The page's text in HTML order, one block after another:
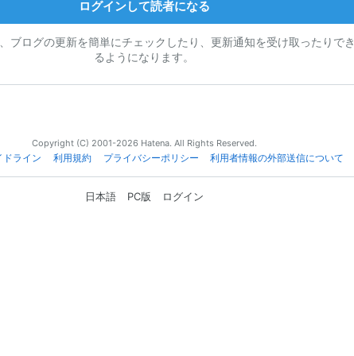
ログインして読者になる
ブログの更新を簡単にチェックしたり、更新通知を受け取ったりでき
るようになります。
Copyright (C) 2001-2026 Hatena. All Rights Reserved.
ドライン 利用規約 プライバシーポリシー 利用者情報の外部送信について
日本語 PC版 ログイン